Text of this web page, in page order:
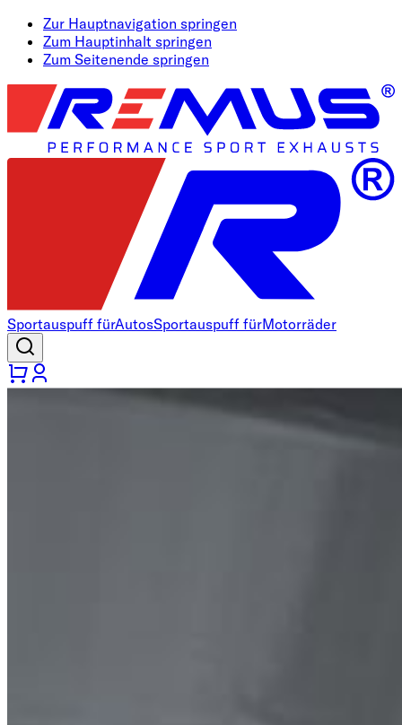
Zur Hauptnavigation springen
Zum Hauptinhalt springen
Zum Seitenende springen
Sportauspuff fürAutosSportauspuff fürMotorräder